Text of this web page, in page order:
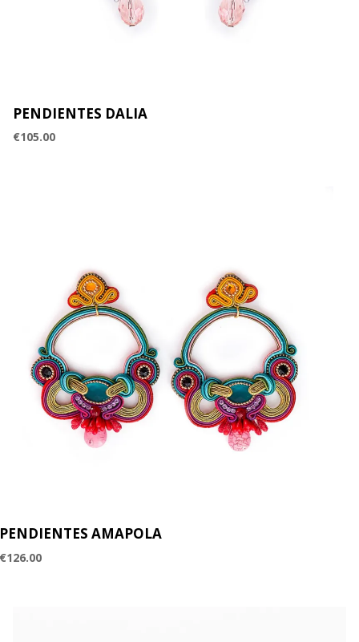
PENDIENTES DALIA
€105.00
PENDIENTES AMAPOLA
€126.00